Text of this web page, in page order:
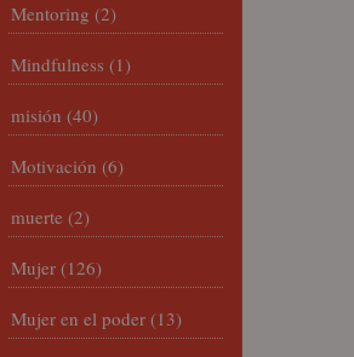
Mentoring (2)
Mindfulness (1)
misión (40)
Motivación (6)
muerte (2)
Mujer (126)
Mujer en el poder (13)